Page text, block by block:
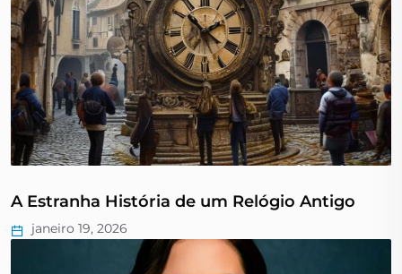
A Estranha História de um Relógio Antigo
janeiro 19, 2026